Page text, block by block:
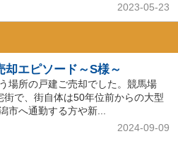
2023-05-23
エピソード～S様～
場所の戸建ご売却でした。競馬場
で、街自体は50年位前からの大型
市へ通勤する方や新...
2024-09-09